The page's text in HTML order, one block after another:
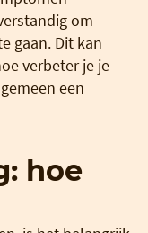
om
gaan. Dit kan
verbeter je je
een
hoe